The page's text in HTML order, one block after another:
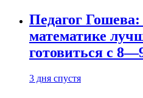
Педагог
математике
готовиться с
3 дня спустя